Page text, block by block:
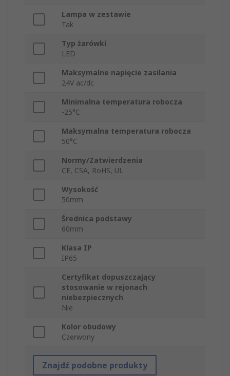
Lampa w zestawie
Tak
Typ żarówki
LED
Maksymalne napięcie zasilania
24V ac/dc
Minimalna temperatura robocza
-25°C
Maksymalna temperatura robocza
50°C
Normy/Zatwierdzenia
CE, CSA, RoHS, UL
Wysokość
50mm
Średnica podstawy
60mm
Klasa IP
IP65
Certyfikat dopuszczający
stosowanie w rejonach
niebezpiecznych
Nie
Kolor obudowy
Czerwony
Znajdź podobne produkty